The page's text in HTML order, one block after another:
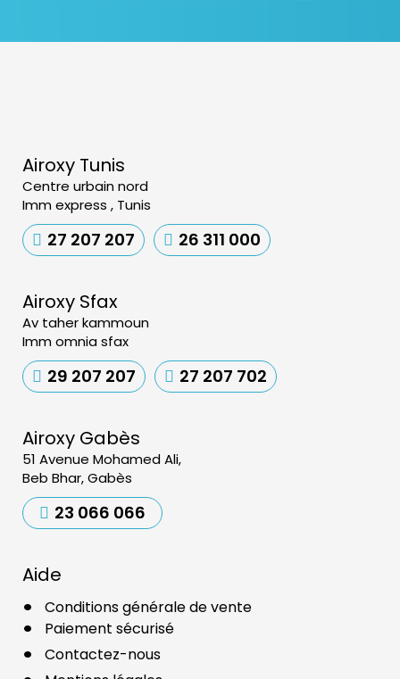
Airoxy Tunis
Centre urbain nord
Imm express , Tunis
27 207 207 26 311 000
Airoxy Sfax
Av taher kammoun
Imm omnia sfax
29 207 207 27 207 702
Airoxy Gabès
51 Avenue Mohamed Ali,
Beb Bhar, Gabès
23 066 066
Aide
Conditions générale de vente
Paiement sécurisé
Contactez-nous